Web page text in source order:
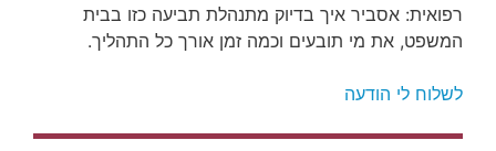
רפואית: אסביר איך בדיוק מתנהלת תביעה כזו בבית
המשפט, את מי תובעים וכמה זמן אורך כל התהליך.
לשלוח לי הודעה